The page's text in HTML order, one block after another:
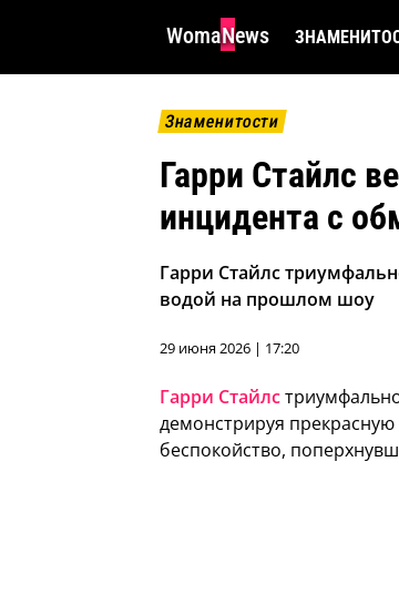
WomaNews
Знаменитости
Гарри Стайлс
инцидента с
Гарри Стайлс
водой на прошлом шоу
29 июня 2026 | 17:20
Гарри Стайлс
демонстрируя прекрасную
беспокойство,